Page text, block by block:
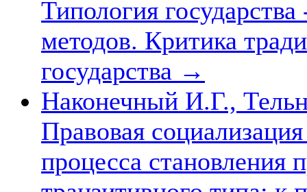
Типология
методов. Критика
государства →
Наконечный И.Г.,
Правовая
процесса становления